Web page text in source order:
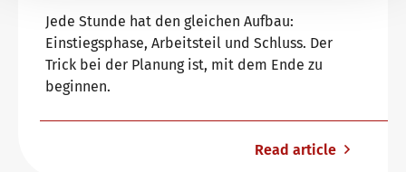
Jede Stunde hat den gleichen Aufbau:
Einstiegsphase, Arbeitsteil und Schluss. Der
Trick bei der Planung ist, mit dem Ende zu
beginnen.
Read article